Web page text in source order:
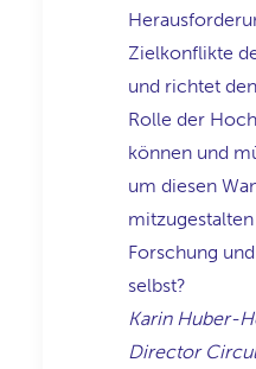
Zielkonflikte
und richtet
Rolle der
können und
um diesen
Forschung
selbst?
Karin Huber-
Director